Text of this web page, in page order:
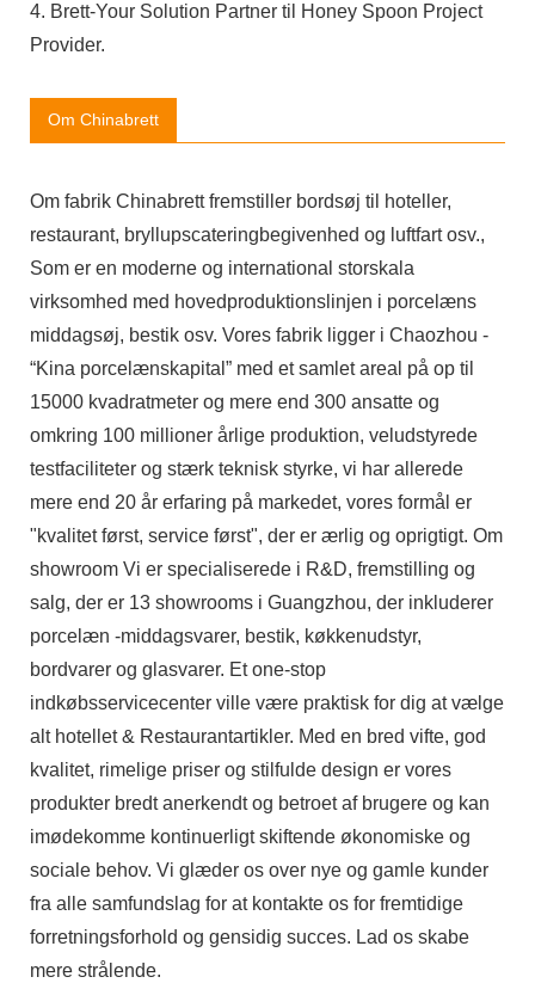
4. Brett-Your Solution Partner til Honey Spoon Project
Provider.
Om Chinabrett
Om fabrik Chinabrett fremstiller bordsøj til hoteller,
restaurant, bryllupscateringbegivenhed og luftfart osv.,
Som er en moderne og international storskala
virksomhed med hovedproduktionslinjen i porcelæns
middagsøj, bestik osv. Vores fabrik ligger i Chaozhou -
“Kina porcelænskapital” med et samlet areal på op til
15000 kvadratmeter og mere end 300 ansatte og
omkring 100 millioner årlige produktion, veludstyrede
testfaciliteter og stærk teknisk styrke, vi har allerede
mere end 20 år erfaring på markedet, vores formål er
"kvalitet først, service først", der er ærlig og oprigtigt. Om
showroom Vi er specialiserede i R&D, fremstilling og
salg, der er 13 showrooms i Guangzhou, der inkluderer
porcelæn -middagsvarer, bestik, køkkenudstyr,
bordvarer og glasvarer. Et one-stop
indkøbsservicecenter ville være praktisk for dig at vælge
alt hotellet & Restaurantartikler. Med en bred vifte, god
kvalitet, rimelige priser og stilfulde design er vores
produkter bredt anerkendt og betroet af brugere og kan
imødekomme kontinuerligt skiftende økonomiske og
sociale behov. Vi glæder os over nye og gamle kunder
fra alle samfundslag for at kontakte os for fremtidige
forretningsforhold og gensidig succes. Lad os skabe
mere strålende.